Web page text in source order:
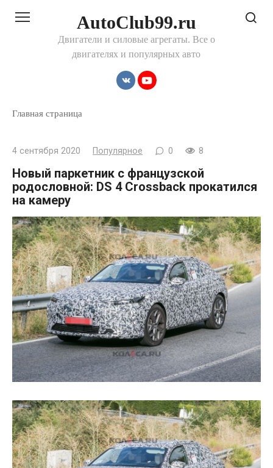
AutoClub99.ru
Двигатели и силовые агрегаты. Все о
двигателях и популярных авто
Главная страница
4 сентября 2020 Популярное 0 8
Новый паркетник с французской
родословной: DS 4 Crossback прокатился
на камеру